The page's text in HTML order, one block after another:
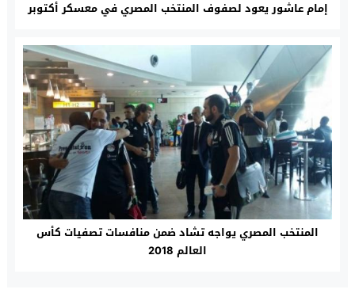
إمام عاشور يعود لصفوف المنتخب المصري في معسكر أكتوبر
المنتخب المصري يواجه تشاد ضمن منافسات تصفيات كأس
العالم 2018